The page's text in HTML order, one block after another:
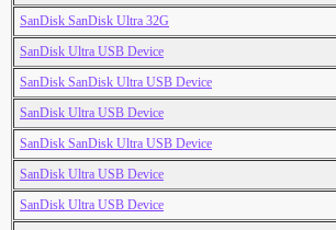
SanDisk SanDisk Ultra 32G
SanDisk Ultra USB Device
SanDisk SanDisk Ultra USB Device
SanDisk Ultra USB Device
SanDisk SanDisk Ultra USB Device
SanDisk Ultra USB Device
SanDisk Ultra USB Device